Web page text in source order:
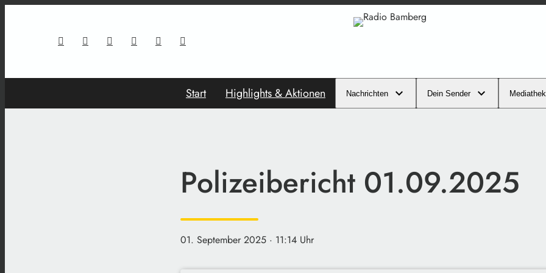
Start Highlights & Aktionen Nachrichten Dein Sender Mediathek
Polizeibericht 01.09.2025
01. September 2025 · 11:14 Uhr